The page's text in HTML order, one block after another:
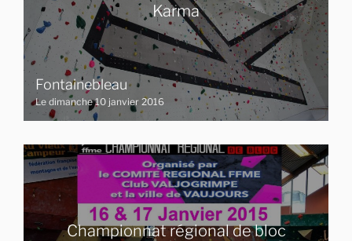
Karma
Fontainebleau
Le dimanche 10 janvier 2016
Championnat régional de bloc